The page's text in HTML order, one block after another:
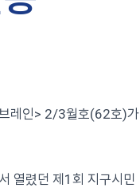
레인> 2/3월호(62호)가
열렸던 제1회 지구시민